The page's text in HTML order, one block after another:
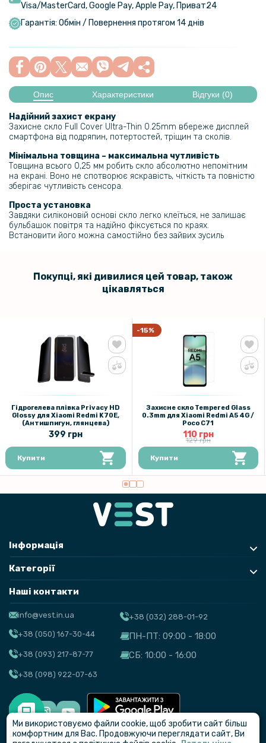
Visa/MasterСard, Google Pay, Apple Pay, Приват24
Гарантія: Обмін / Повернення протягом 14 днів
Опис Характеристики Відгуки (0)
Надійний захист екрану
Захисне скло Full Cover Ultra-Thin 0.25mm вбереже дисплей
смартфона від подряпин, потертостей, тріщин та сколів.
Мінімальна товщина – максимальна чутливість
Товщина всього 0,25 мм робить скло абсолютно непомітним
на екрані. Воно не спотворює яскравість, чіткість та повністю
зберігає чутливість сенсора.
Проста установка
Завдяки силіконовій основі скло легко клеїться, не залишає
бульбашок повітря та надійно фіксується по краях.
Встановити його можна самостійно без зайвих зусиль
Покупці, які дивилися цей товар, також
цікавляться
Гідрогелева плівка Privacy HD
Glossy для Xiaomi Redmi K70E,
(Антишпигун, глянцева)
399 грн
Купити
-15%
Захисне скло Tempered Glass
0.3mm для Xiaomi Redmi A5 4G /
Poco C71
110 грн
129 грн
Купити
Інформація
Категорії
Наші контакти
info@vest.in.ua
+38 (050) 167-30-44
+38 (093) 217-87-77
+38 (098) 922-07-63
+38 (032) 288-01-92
ПН-ПТ: 09:00 - 18:00
СБ: 10:00 - 16:00
© VEST
Ми використовуємо файли cookie, щоб зробити сайт більш
комфортним для Вас. Продовжуючи переглядати сайт, Ви